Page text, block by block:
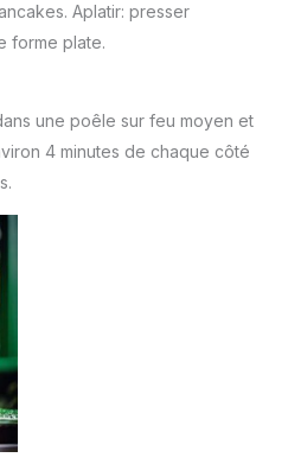
Aplatir: presser
forme plate.
une poêle sur feu moyen et
4 minutes de chaque côté